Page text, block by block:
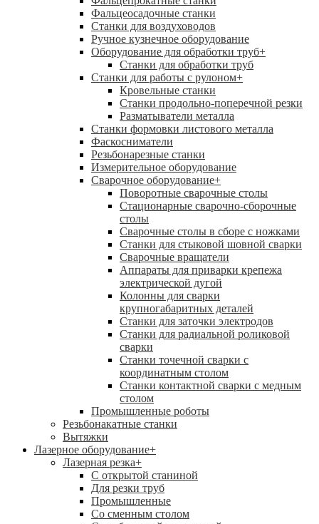
Фальцеосадочные станки
Станки для воздуховодов
Ручное кузнечное оборудование
Оборудование для обработки труб+
Станки для обработки труб
Станки для работы с рулоном+
Кровельные станки
Станки продольно-поперечной резки
Разматыватели металла
Станки формовки листового металла
Фаскосниматели
Резьбонарезные станки
Измерительное оборудование
Сварочное оборудование+
Поворотные сварочные столы
Стационарные сварочно-сборочные
столы
Сварочные столы в сборе с ножками
Станки для стыковой шовной сварки
Сварочные вращатели
Аппараты для приварки крепежа
электрической дугой
Колонны для сварки
крупногабаритных деталей
Станки для заточки электродов
Станки для радиальной роликовой
сварки
Станки точечной сварки с
координатным столом
Станки контактной сварки с медным
столом
Промышленные роботы
Резьбонакатные станки
Вытяжки
Лазерное оборудование+
Лазерная резка+
С открытой станиной
Для резки труб
Промышленные
Со сменным столом